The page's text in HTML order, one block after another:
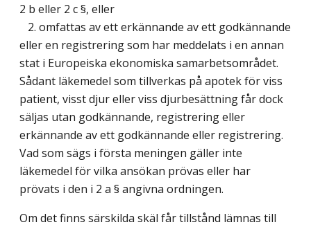
2 b eller 2 c §, eller
2. omfattas av ett erkännande av ett godkännande
eller en registrering som har meddelats i en annan
stat i Europeiska ekonomiska samarbetsområdet.
Sådant läkemedel som tillverkas på apotek för viss
patient, visst djur eller viss djurbesättning får dock
säljas utan godkännande, registrering eller
erkännande av ett godkännande eller registrering.
Vad som sägs i första meningen gäller inte
läkemedel för vilka ansökan prövas eller har
prövats i den i 2 a § angivna ordningen.
Om det finns särskilda skäl får tillstånd lämnas till